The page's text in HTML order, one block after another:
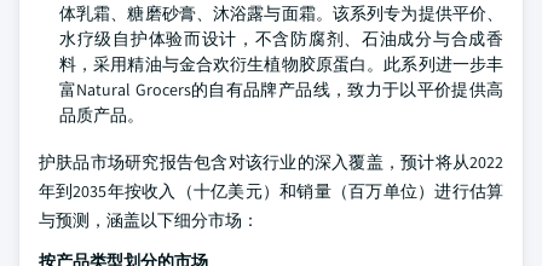
体乳霜、糖磨砂膏、沐浴露与面霜。该系列专为提供平价、
水疗级自护体验而设计，不含防腐剂、石油成分与合成香
料，采用精油与金合欢衍生植物胶原蛋白。此系列进一步丰
富Natural Grocers的自有品牌产品线，致力于以平价提供高
品质产品。
护肤品市场研究报告包含对该行业的深入覆盖，预计将从2022
年到2035年按收入（十亿美元）和销量（百万单位）进行估算
与预测，涵盖以下细分市场：
按产品类型划分的市场